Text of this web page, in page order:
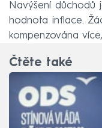
Navýšení
hodnota inflace.
kompenzována
Čtěte také